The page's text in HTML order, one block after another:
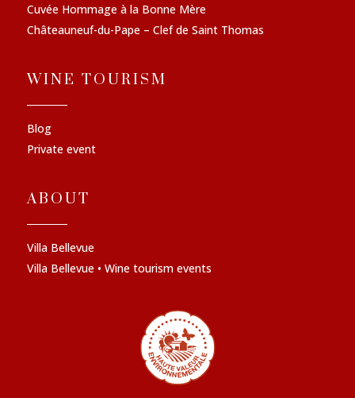
Cuvée Hommage à la Bonne Mère
Châteauneuf-du-Pape – Clef de Saint Thomas
WINE TOURISM
Blog
Private event
ABOUT
Villa Bellevue
Villa Bellevue • Wine tourism events